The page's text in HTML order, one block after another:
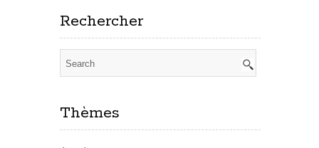
Rechercher
Thèmes